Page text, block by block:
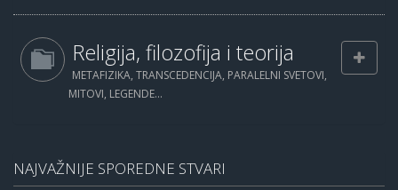
Religija, filozofija i teorija
METAFIZIKA, TRANSCEDENCIJA, PARALELNI SVETOVI,
MITOVI, LEGENDE...
NAJVAŽNIJE SPOREDNE STVARI